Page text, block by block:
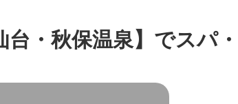
台・秋保温泉】でスパ